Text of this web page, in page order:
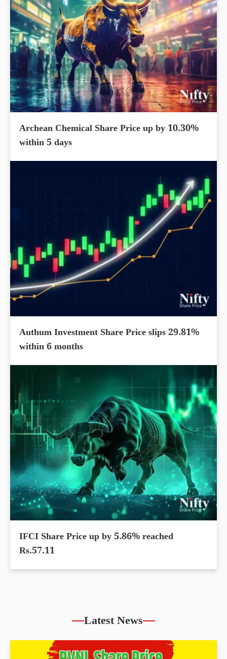
Archean Chemical Share Price up by 10.30%
within 5 days
Authum Investment Share Price slips 29.81%
within 6 months
IFCI Share Price up by 5.86% reached
Rs.57.11
Latest News